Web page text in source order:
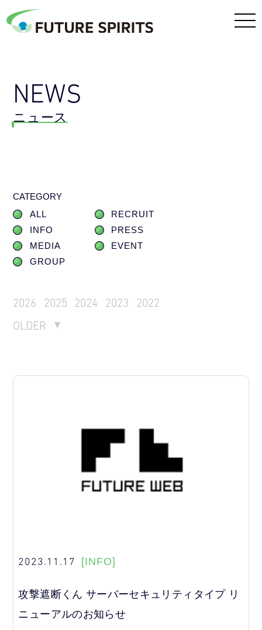
NEWS
ニュース
CATEGORY
ALL
RECRUIT
INFO
PRESS
MEDIA
EVENT
GROUP
2026 2025 2024 2023
2022
OLDER
2023.11.17 [INFO]
攻撃遮断くん サーバーセキュリティタイプ リ
ニューアルのお知らせ